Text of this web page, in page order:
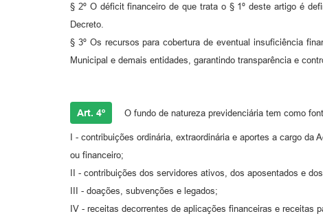
§ 2º O déficit financeiro de que trata o § 1º deste artigo é
Decreto.
§ 3º Os recursos para cobertura de eventual insuficiência
Municipal e demais entidades, garantindo transparência e
Art. 4º O fundo de natureza previdenciária tem como
I - contribuições ordinária, extraordinária e aportes a cargo da
ou financeiro;
II - contribuições dos servidores ativos, dos aposentados e
III - doações, subvenções e legados;
IV - receitas decorrentes de aplicações financeiras e receitas